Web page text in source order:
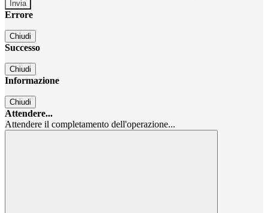
Errore
Chiudi
Successo
Chiudi
Informazione
Chiudi
Attendere...
Attendere il completamento dell'operazione...